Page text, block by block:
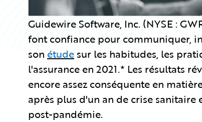
Guidewire Software, Inc. (NYSE :
font confiance pour communiquer,
son étude sur les habitudes, les
l'assurance en 2021.* Les résultats
encore assez conséquente en
après plus d'un an de crise
post-pandémie.